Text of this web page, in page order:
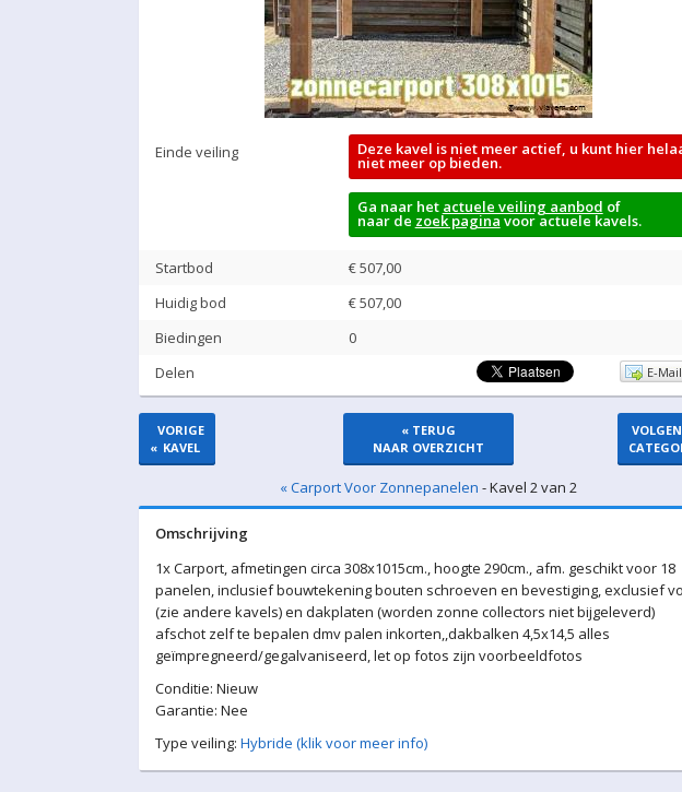
Einde veiling Deze kavel is niet meer actief, u kunt hier
niet meer op bieden.
Ga naar het actuele veiling aanbod of
naar de zoek paginavoor actuele kavels.
Startbod
€ 507,00
Huidig bod
€507,00
Biedingen
0
Delen
E-Mail
«
VORIGE
KAVEL
« TERUG
NAAR OVERZICHT
« Carport Voor Zonnepanelen - Kavel 2 van 2
Omschrijving
1x Carport, afmetingen circa 308x1015cm., hoogte 290cm., afm. geschikt voor 18
panelen, inclusief bouwtekening bouten schroeven en bevestiging, exclusief
(zie andere kavels) en dakplaten (worden zonne collectors niet bijgeleverd)
afschot zelf te bepalen dmv palen inkorten,,dakbalken 4,5x14,5 alles
geïmpregneerd/gegalvaniseerd, let op fotos zijn voorbeeldfotos
Conditie: Nieuw
Garantie: Nee
Type veiling: Hybride (klik voor meer info)